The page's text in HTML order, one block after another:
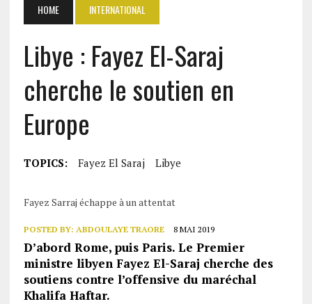
HOME INTERNATIONAL
Libye : Fayez El-Saraj
cherche le soutien en
Europe
TOPICS: Fayez El Saraj Libye
Fayez Sarraj échappe à un attentat
POSTED BY: ABDOULAYE TRAORE 8 MAI 2019
D’abord Rome, puis Paris. Le Premier
ministre libyen Fayez El-Saraj cherche des
soutiens contre l’offensive du maréchal
Khalifa Haftar.